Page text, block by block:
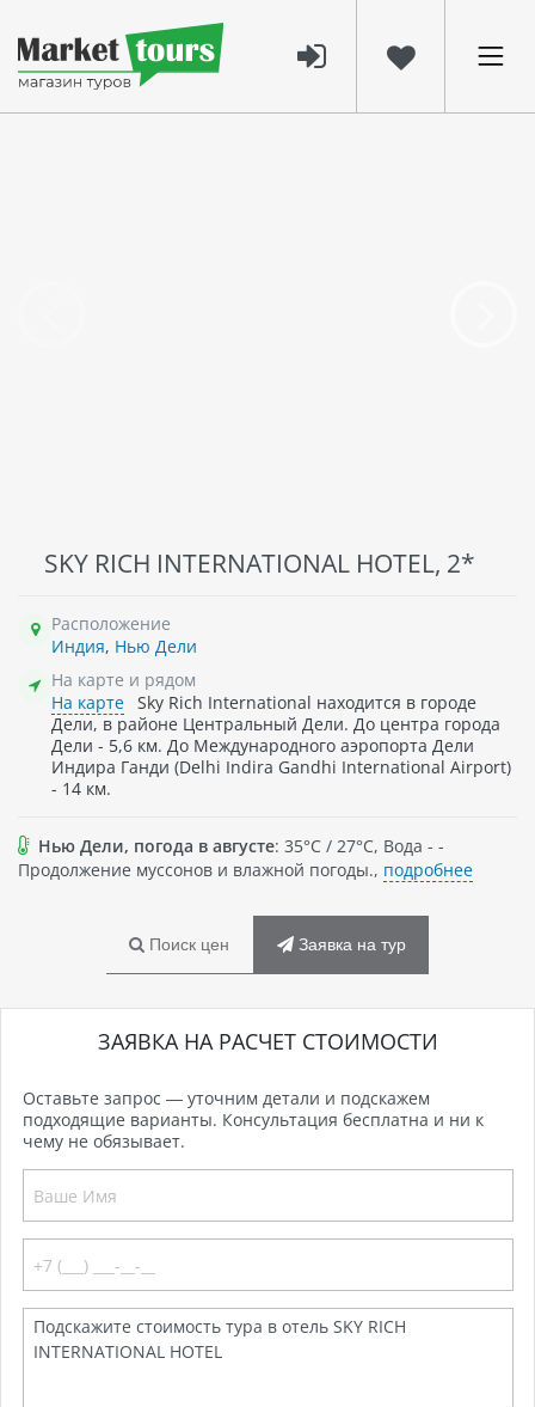
SKY RICH INTERNATIONAL HOTEL, 2*
Расположение
Индия, Нью Дели
На карте и рядом
На карте Sky Rich International находится в городе
Дели, в районе Центральный Дели. До центра города
Дели - 5,6 км. До Международного аэропорта Дели
Индира Ганди (Delhi Indira Gandhi International Airport)
- 14 км.
Нью Дели, погода в августе: 35°C / 27°C, Вода - -
Продолжение муссонов и влажной погоды., подробнее
Поиск цен Заявка на тур
ЗАЯВКА НА РАСЧЕТ СТОИМОСТИ
Оставьте запрос — уточним детали и подскажем
подходящие варианты. Консультация бесплатна и ни к
чему не обязывает.